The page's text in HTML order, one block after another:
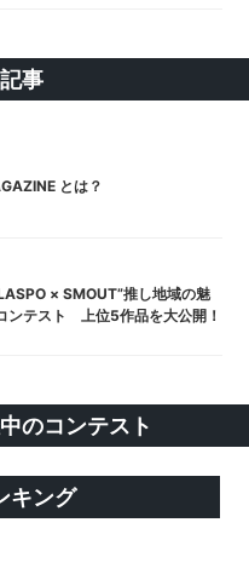
事
とは？
× SMOUT”推し地域の魅
ンテスト 上位5作品を大公開！
のコンテスト
キング